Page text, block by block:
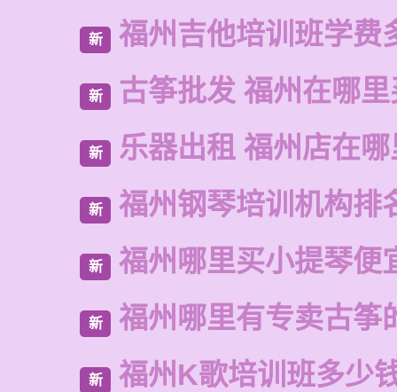
新 福州吉他培训班学费
新 古筝批发 福州在哪
新 乐器出租 福州店在
新 福州钢琴培训机构排
新 福州哪里买小提琴便
新 福州哪里有专卖古筝
新 福州K歌培训班多少